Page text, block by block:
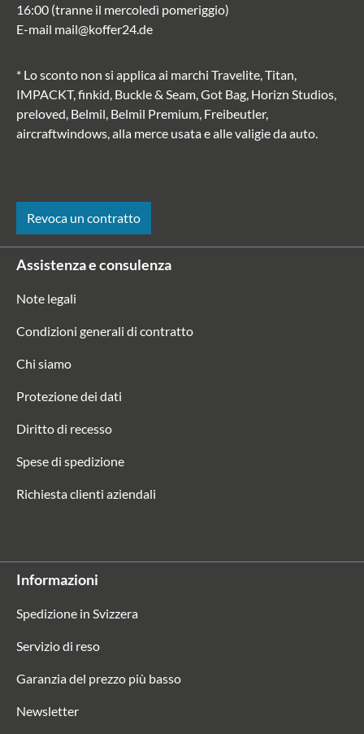
16:00 (tranne il mercoledì pomeriggio)
E-mail mail@koffer24.de
* Lo sconto non si applica ai marchi Travelite, Titan,
IMPACKT, finkid, Buckle & Seam, Got Bag, Horizn Studios,
preloved, Belmil, Belmil Premium, Freibeutler,
aircraftwindows, alla merce usata e alle valigie da auto.
Revoca un contratto
Assistenza e consulenza
Note legali
Condizioni generali di contratto
Chi siamo
Protezione dei dati
Diritto di recesso
Spese di spedizione
Richiesta clienti aziendali
Informazioni
Spedizione in Svizzera
Servizio di reso
Garanzia del prezzo più basso
Newsletter